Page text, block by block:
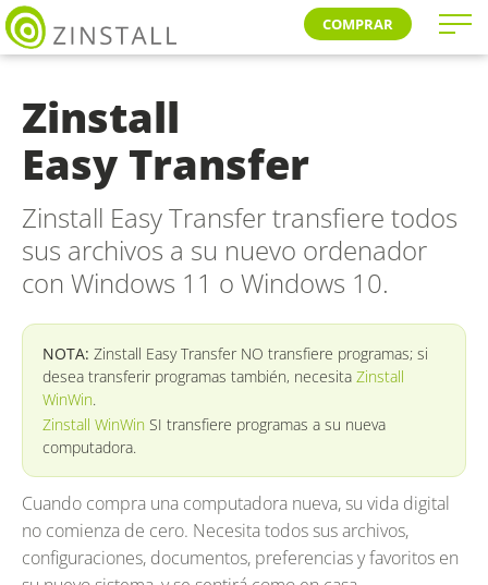
COMPRAR
Zinstall
Easy Transfer
Zinstall Easy Transfer transfiere todos
sus archivos a su nuevo ordenador
con Windows 11 o Windows 10.
NOTA: Zinstall Easy Transfer NO transfiere programas; si
desea transferir programas también, necesita Zinstall
WinWin.
Zinstall WinWin SI transfiere programas a su nueva
computadora.
Cuando compra una computadora nueva, su vida digital
no comienza de cero. Necesita todos sus archivos,
configuraciones, documentos, preferencias y favoritos en